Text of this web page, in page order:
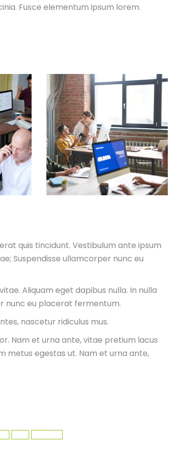
Fusce elementum ipsum lorem.
quis tincidunt. Vestibulum ante ipsum
Suspendisse ullamcorper nunc eu
Aliquam eget dapibus nulla. In nulla
nunc eu placerat fermentum.
nascetur ridiculus mus.
Nam et urna ante, vitae pretium lacus
metus egestas ut. Nam et urna ante,